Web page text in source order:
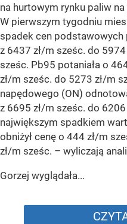
na hurtowym rynku paliw
W pierwszym tygodniu
spadek cen podstawowych
z 6437 zł/m sześc. do
sześc. Pb95 potaniała o
zł/m sześc. do 5273 zł/m
napędowego (ON)
z 6695 zł/m sześc. do 6206
największym spadkiem
obniżył cenę o 444 zł/m
zł/m sześc. – wyliczają
Gorzej wyglądała...